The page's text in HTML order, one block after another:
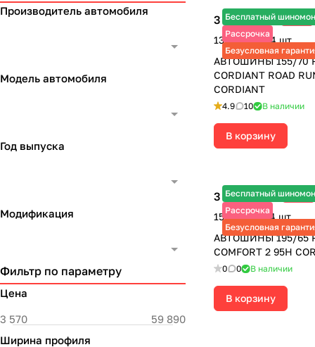
Бесплатный
Рассрочка
Безусловная
3 255 ₽4 340 ₽ -25%
13 020 ₽ за 4 шт.
АВТОШИНЫ 155/70
CORDIANT ROAD
CORDIANT
4.9 10 В наличии
В корзину
Бесплатный
Рассрочка
Безусловная
3 840 ₽5 120 ₽ -25%
15 360 ₽ за 4 шт.
АВТОШИНЫ 195/65
COMFORT 2 95H
0 0 В наличии
В корзину
Производитель автомобиля
Модель автомобиля
Год выпуска
Модификация
Фильтр по параметру
Цена
Ширина профиля